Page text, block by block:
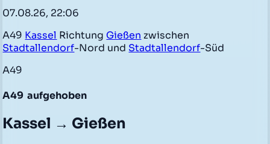
07.08.26, 22:06
A49 Kassel Richtung Gießen zwischen
Stadtallendorf-Nord und Stadtallendorf-Süd
A49
A49 aufgehoben
Kassel → Gießen